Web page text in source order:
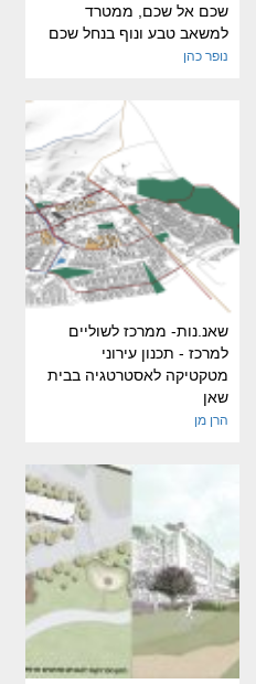
שכם אל שכם, ממטרד
למשאב טבע ונוף בנחל שכם
נופר כהן
שאנ.נות- ממרכז לשוליים
למרכז - תכנון עירוני
מטקטיקה לאסטרטגיה בבית
שאן
הרן מן